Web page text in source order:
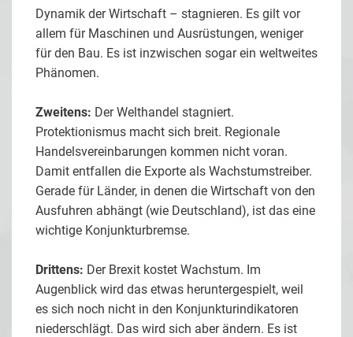
Dynamik der Wirtschaft – stagnieren. Es gilt vor
allem für Maschinen und Ausrüstungen, weniger
für den Bau. Es ist inzwischen sogar ein weltweites
Phänomen.
Zweitens: Der Welthandel stagniert.
Protektionismus macht sich breit. Regionale
Handelsvereinbarungen kommen nicht voran.
Damit entfallen die Exporte als Wachstumstreiber.
Gerade für Länder, in denen die Wirtschaft von den
Ausfuhren abhängt (wie Deutschland), ist das eine
wichtige Konjunkturbremse.
Drittens: Der Brexit kostet Wachstum. Im
Augenblick wird das etwas heruntergespielt, weil
es sich noch nicht in den Konjunkturindikatoren
niederschlägt. Das wird sich aber ändern. Es ist